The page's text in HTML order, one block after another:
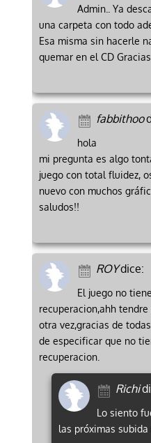
Admin.. Ya
una carpeta con todo
Esa misma sin hacerle
quemar en el CD Gracias.
fabbithoo
hola
mi pregunta es algo
juego con total fluidez,
nuevo con muchos
saludos!!
ROYdice:
El juego no
recuperacion,ahh
otra vez,gracias de
de especificar que no
recuperacion.
Richi
Lo siento
las próximas subida